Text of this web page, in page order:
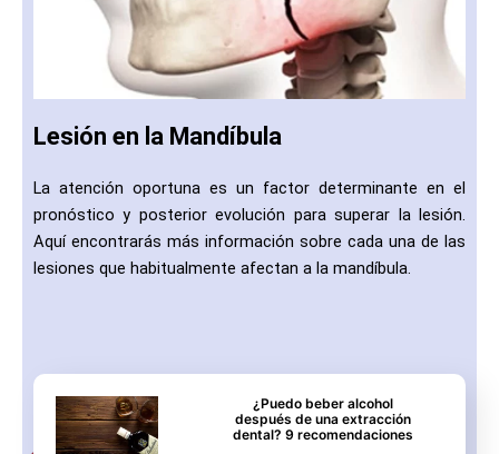
Lesión en la Mandíbula
La atención oportuna es un factor determinante en el
pronóstico y posterior evolución para superar la lesión.
Aquí encontrarás más información sobre cada una de las
lesiones que habitualmente afectan a la mandíbula.
¿Puedo beber alcohol
después de una extracción
dental? 9 recomendaciones